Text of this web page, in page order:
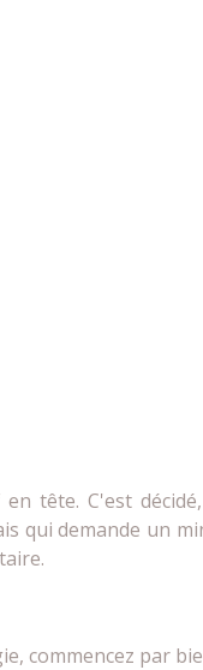
tête. C'est
qui demande un
commencez par